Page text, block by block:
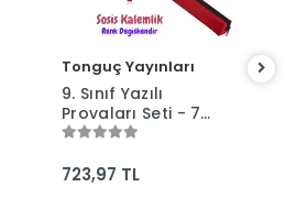
Tonguç Yayınları
9. Sınıf Yazılı
Provaları Seti - 7
Kitap 1 ve 2. Dönem
Kutusu
723,97 TL